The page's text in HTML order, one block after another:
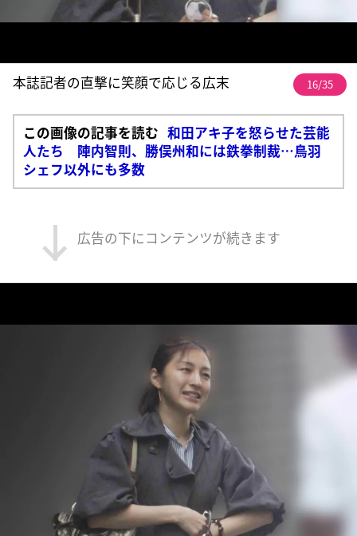
本誌記者の直撃に笑顔で応じる広末 16/35
この画像の記事を読む 和田アキ子を怒らせた芸能
人たち 陣内智則、勝俣州和には鉄拳制裁…鳥羽
シェフ以外にも多数
広告の下にコンテンツが続きます